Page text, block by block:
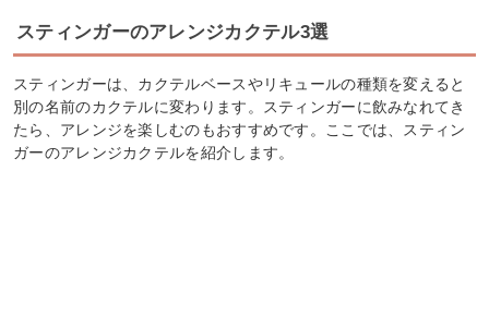
スティンガーのアレンジカクテル3選
スティンガーは、カクテルベースやリキュールの種類を変えると
別の名前のカクテルに変わります。スティンガーに飲みなれてき
たら、アレンジを楽しむのもおすすめです。ここでは、スティン
ガーのアレンジカクテルを紹介します。